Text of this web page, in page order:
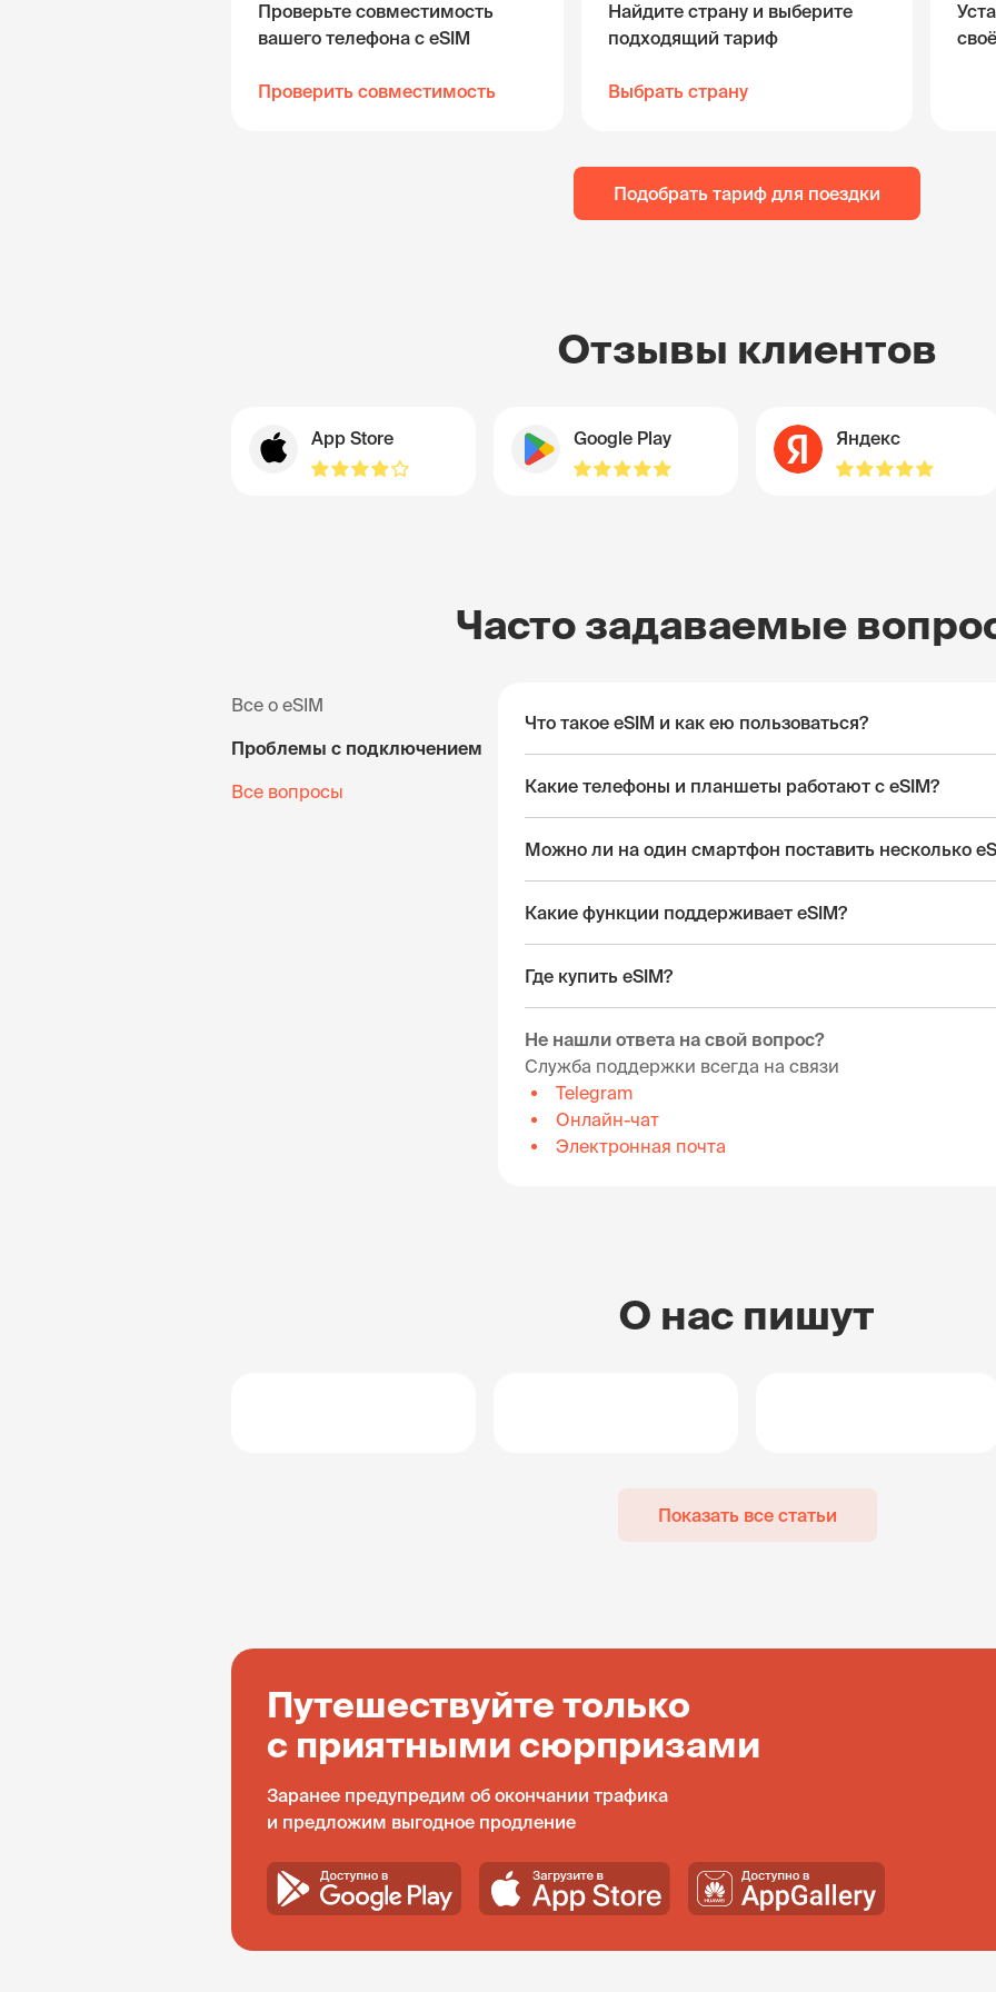
Проверьте совместимость
вашего телефона с eSIM
Проверить совместимость
Найдите страну и выберите
подходящий тариф
Выбрать страну
Подобрать тариф для поездки
Отзывы клиентов
App Store Google Play Яндекс
Часто задаваемые
Все о eSIM
Проблемы с подключением
Все вопросы
Что такое eSIM и как ею пользоваться?
Какие телефоны и планшеты работают с eSIM?
Можно ли на один смартфон поставить несколько
Какие функции поддерживает eSIM?
Где купить eSIM?
Не нашли ответа на свой вопрос?
Служба поддержки всегда на связи
Telegram
Онлайн-чат
Электронная почта
О нас пишут
Показать все статьи
Путешествуйте только
с приятными сюрпризами
Заранее предупредим об окончании трафика
и предложим выгодное продление